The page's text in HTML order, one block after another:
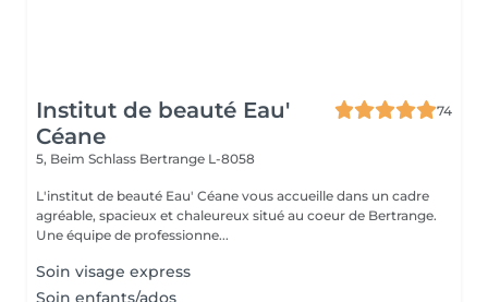
Institut de beauté Eau'
Céane
74
5, Beim Schlass Bertrange L-8058
L'institut de beauté Eau' Céane vous accueille dans un cadre
agréable, spacieux et chaleureux situé au coeur de Bertrange.
Une équipe de professionne...
Soin visage express
Soin enfants/ados